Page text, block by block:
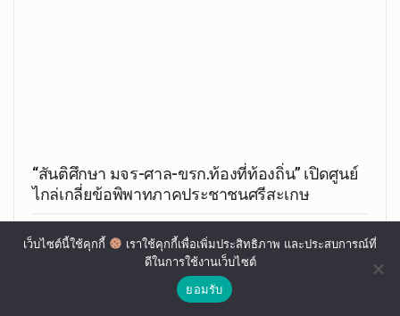
“สันติศึกษา มจร-ศาล-ขรก.ท้องที่ท้องถิ่น” เปิดศูนย์
ไกล่เกลี่ยข้อพิพาทภาคประชาชนศรีสะเกษ
อุทัย มณี พ.ย. 03, 2020
"สันติศึกษา มจร"นำสันติลงดินสู่ถิ่นชุมชน เปิดศูนย์ไกล่เกลี่ยข้อ
เว็บไซต์นี้ใช้คุกกี้
เราใช้คุกกี้เพื่อเพิ่มประสิทธิภาพ และประสบการณ์ที่
ดีในการใช้งานเว็บไซต์
ยอมรับ